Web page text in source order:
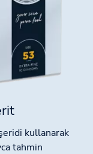
kullanarak
tahmin